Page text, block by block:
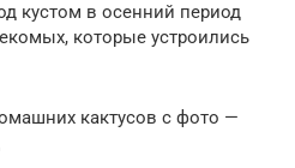
кустом в осенний период
которые устроились
кактусов с фото —